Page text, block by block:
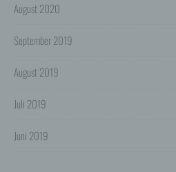
August 2020
September 2019
August 2019
Juli 2019
Juni 2019
zu erfüllen (z.B.
oder Email) werden die
Anschlussfragen entstehen,
Personenbezogene Daten
Löschung keine
4. Erhebung von Zugriffsdaten